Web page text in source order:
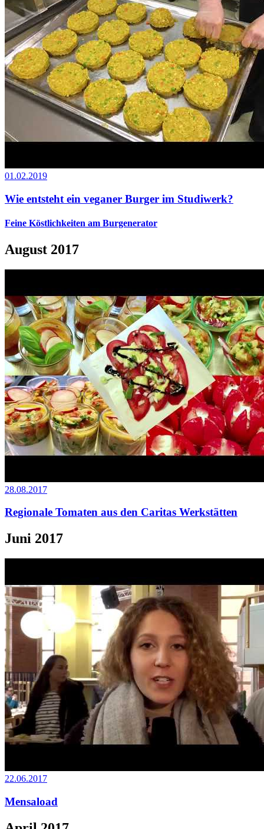
01.02.2019
Wie entsteht ein veganer Burger im Studiwerk?
Feine Köstlichkeiten am Burgenerator
August 2017
28.08.2017
Regionale Tomaten aus den Caritas Werkstätten
Juni 2017
22.06.2017
Mensaload